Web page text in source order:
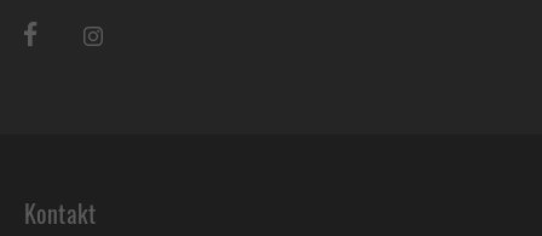
Kontakt